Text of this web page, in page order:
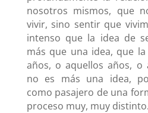
nosotros mismos, que
vivir, sino sentir que
intenso que la idea de
más que una idea, que
años, o aquellos años, o
no es más una idea,
como pasajero de una
proceso muy, muy distinto.